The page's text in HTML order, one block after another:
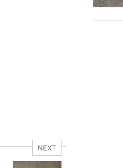
NEXT